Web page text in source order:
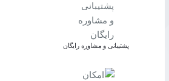
پشتیبانی و مشاوره رایگان